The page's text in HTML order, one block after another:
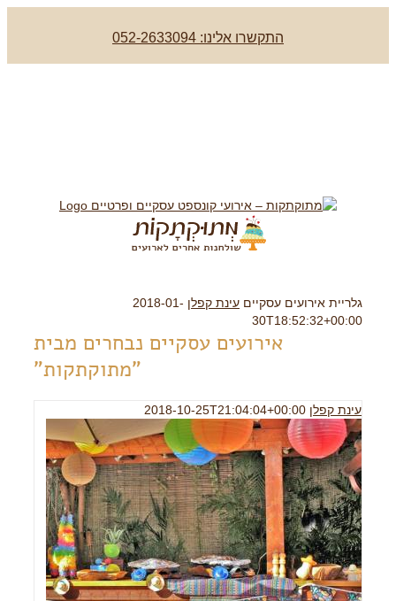
התקשרו אלינו: 052-2633094
גלריית אירועים עסקיים עינת קפלן 2018-01-
30T18:52:32+00:00
אירועים עסקיים נבחרים מבית
"מתוקתקות"
עינת קפלן 2018-10-25T21:04:04+00:00